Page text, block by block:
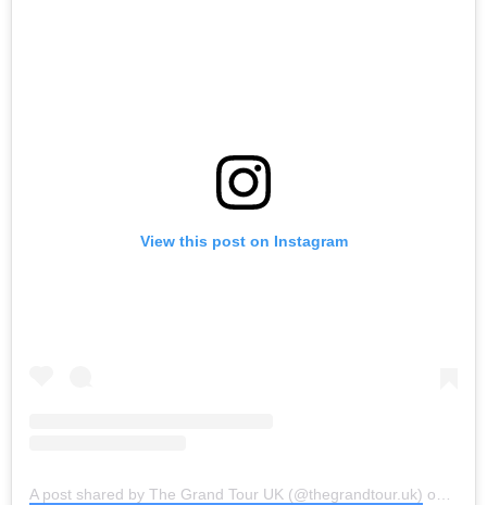
View this post on Instagram
A post shared by The Grand Tour UK (@thegrandtour.uk) on